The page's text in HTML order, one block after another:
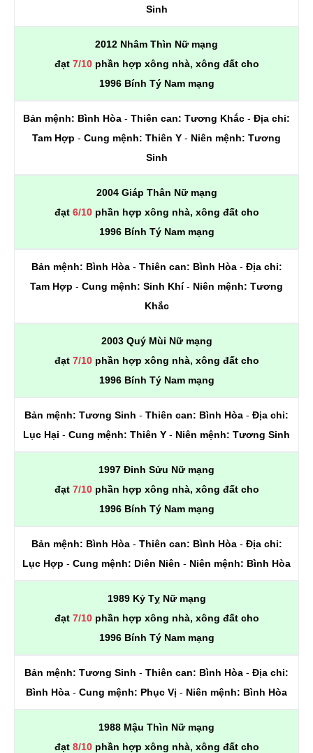
Sinh
2012 Nhâm Thìn Nữ mạng
đạt 7/10phần hợp xông nhà, xông đất cho
1996 Bính Tý Nam mạng
Bản mệnh: Bình Hòa - Thiên can: Tương Khắc - Địa chi:
Tam Hợp - Cung mệnh: Thiên Y - Niên mệnh: Tương
Sinh
2004 Giáp Thân Nữ mạng
đạt 6/10phần hợp xông nhà, xông đất cho
1996 Bính Tý Nam mạng
Bản mệnh: Bình Hòa- Thiên can: Bình Hòa- Địa chi:
Tam Hợp - Cung mệnh: Sinh Khí- Niên mệnh: Tương
Khắc
2003 Quý Mùi Nữ mạng
đạt 7/10phần hợp xông nhà, xông đất cho
1996 Bính Tý Nam mạng
Bản mệnh: Tương Sinh - Thiên can: Bình Hòa - Địa chi:
Lục Hại - Cung mệnh: Thiên Y - Niên mệnh: Tương Sinh
1997 Đinh Sửu Nữ mạng
đạt 7/10phần hợp xông nhà, xông đất cho
1996 Bính Tý Nam mạng
Bản mệnh: Bình Hòa- Thiên can: Bình Hòa- Địa chi:
Lục Hợp - Cung mệnh: Diên Niên - Niên mệnh: Bình Hòa
1989 Kỷ Tỵ Nữ mạng
đạt 7/10phần hợp xông nhà, xông đất cho
1996 Bính Tý Nam mạng
Bản mệnh: Tương Sinh - Thiên can: Bình Hòa - Địa chi:
Bình Hòa - Cung mệnh: Phục Vị - Niên mệnh: Bình Hòa
1988 Mậu Thìn Nữ mạng
đạt 8/10phần hợp xông nhà, xông đất cho